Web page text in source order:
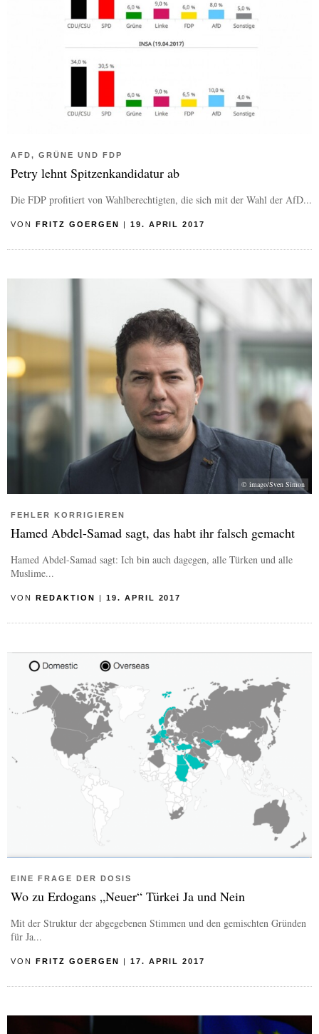
AFD, GRÜNE UND FDP
Petry lehnt Spitzenkandidatur ab
Die FDP profitiert von Wahlberechtigten, die sich mit der Wahl der AfD...
VON FRITZ GOERGEN | 19. APRIL 2017
© imago/Sven Simon
FEHLER KORRIGIEREN
Hamed Abdel-Samad sagt, das habt ihr falsch gemacht
Hamed Abdel-Samad sagt: Ich bin auch dagegen, alle Türken und alle
Muslime...
VON REDAKTION | 19. APRIL 2017
EINE FRAGE DER DOSIS
Wo zu Erdogans „Neuer“ Türkei Ja und Nein
Mit der Struktur der abgegebenen Stimmen und den gemischten Gründen
für Ja...
VON FRITZ GOERGEN 17. APRIL 2017